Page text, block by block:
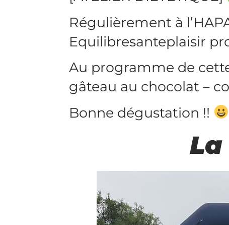
Régulièrement à
Equilibresanteplaisir
Au programme de
gâteau au chocolat –
Bonne dégustation !!